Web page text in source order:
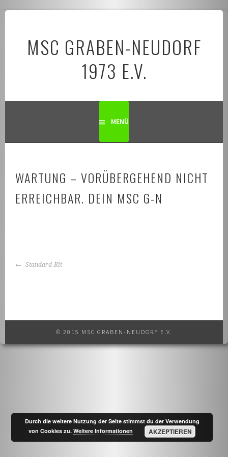
MSC GRABEN-NEUDORF
1973 E.V.
MENÜ
WARTUNG – VORÜBERGEHEND NICHT
ERREICHBAR. DEIN MSC G-N
BEITRAGS-
Standard-Kit
© 2015 MSC GRABEN-NEUDORF E.V.
Durch die weitere Nutzung der Seite stimmst du der Verwendung
von Cookies zu.Weitere Informationen AKZEPTIEREN